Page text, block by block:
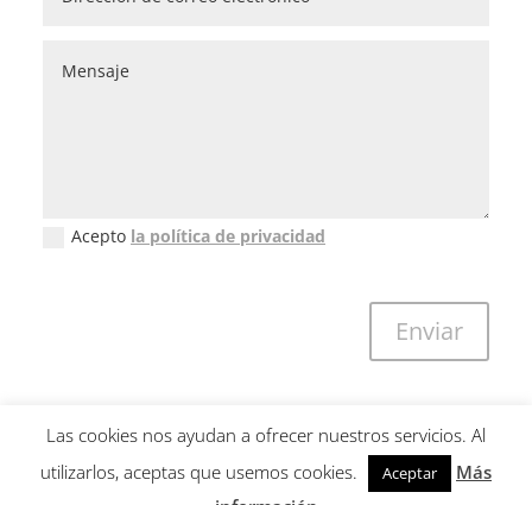
Política de privacidad (GDPR)
Acepto la política de privacidad
Enviar
Copyright © 2001-2026 Guillem Calatrava. All Rights Reserved -
Las cookies nos ayudan a ofrecer nuestros servicios. Al
utilizarlos, aceptas que usemos cookies.
Aceptar
Más